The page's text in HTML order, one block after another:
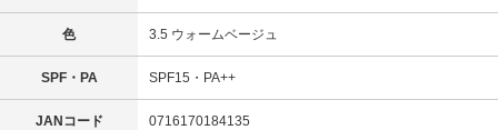
色 3.5 ウォームベージュ
SPF・PA SPF15・PA++
JANコード 0716170184135